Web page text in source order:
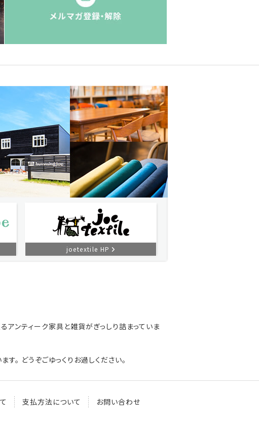
joetextile HP
アンティーク家具と雑貨がぎっしり詰まっていま
。 どうぞごゆっくりお過しください。
支払方法について お問い合わせ